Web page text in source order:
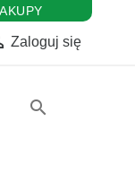
Zaloguj się
search